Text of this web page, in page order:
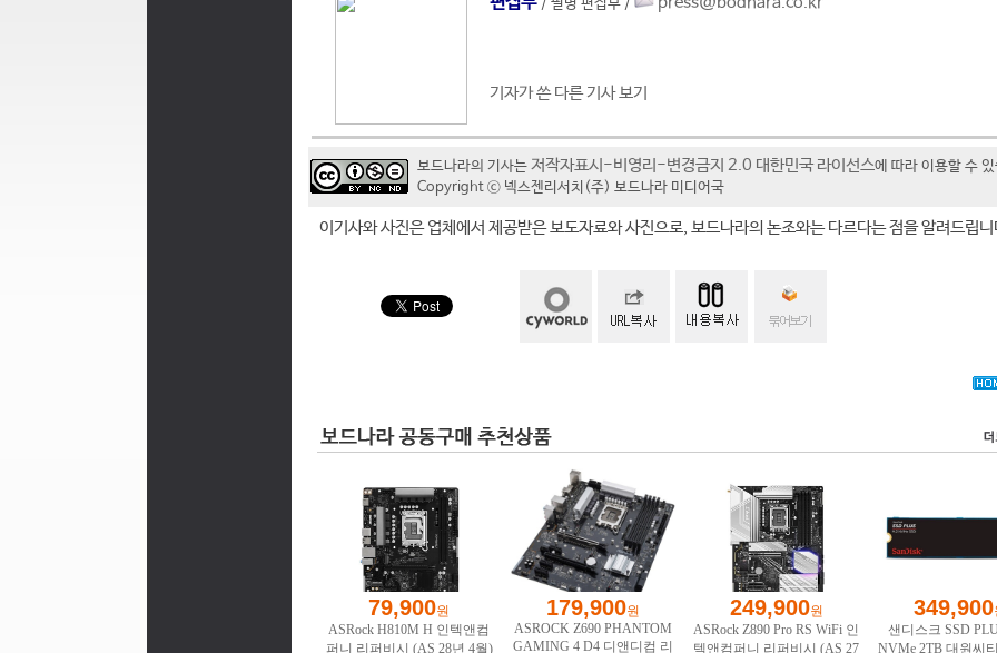
/ 필명 편집부 /
기자가 쓴 다른 기사 보기
보드나라의 기사는 저작자표시-비영리-변경금지 2.0 대한민국 라이선스에 따라 이용할 수
Copyright ⓒ 넥스젠리서치(주) 보드나라 미디어국
이기사와 사진은 업체에서 제공받은 보도자료와 사진으로, 보드나라의 논조와는 다르다는 점을 알려드립